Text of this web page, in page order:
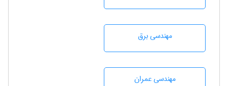
مهندسی برق
مهندسی عمران